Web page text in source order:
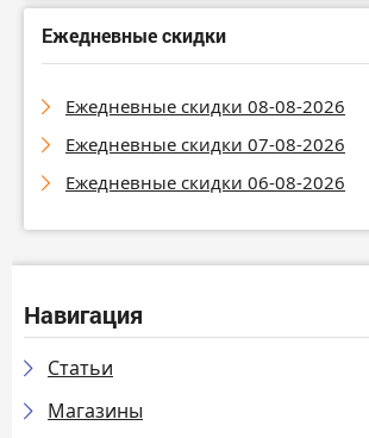
Ежедневные скидки
Ежедневные скидки 08-08-2026
Ежедневные скидки 07-08-2026
Ежедневные скидки 06-08-2026
Навигация
Статьи
Магазины